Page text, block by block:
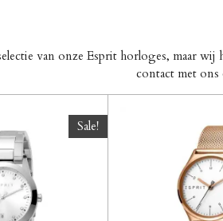
van onze Esprit horloges, maar
contact met
Sale!